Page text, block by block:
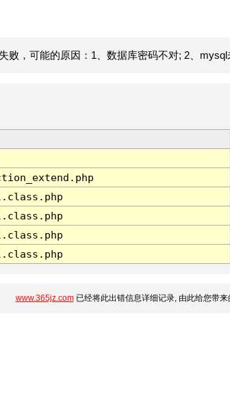
败，可能的原因：1、数据库密码不对; 2、mysql
www.365jz.com已经将此出错信息详细记录, 由此给您带